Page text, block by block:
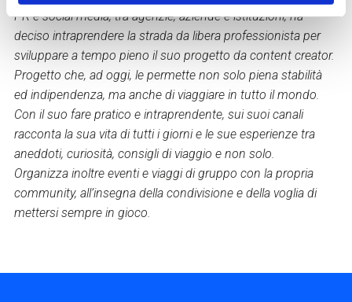
PR e social media, tra agenzie, aziende e istituzioni, ha
deciso intraprendere la strada da libera professionista per
sviluppare a tempo pieno il suo progetto da content creator.
Progetto che, ad oggi, le permette non solo piena stabilità
ed indipendenza, ma anche di viaggiare in tutto il mondo.
Con il suo fare pratico e intraprendente, sui suoi canali
racconta la sua vita di tutti i giorni e le sue esperienze tra
aneddoti, curiosità, consigli di viaggio e non solo.
Organizza inoltre eventi e viaggi di gruppo con la propria
community, all’insegna della condivisione e della voglia di
mettersi sempre in gioco.